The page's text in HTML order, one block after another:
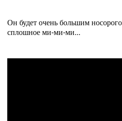
Он будет очень большим
сплошное ми-ми-ми...